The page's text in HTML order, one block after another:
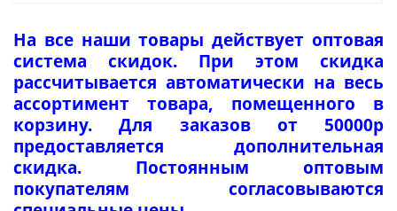
На все наши товары действует оптовая
система скидок. При этом скидка
рассчитывается автоматически на весь
ассортимент товара, помещенного в
корзину. Для заказов от 50000р
предоставляется дополнительная
скидка. Постоянным оптовым
покупателям согласовываются